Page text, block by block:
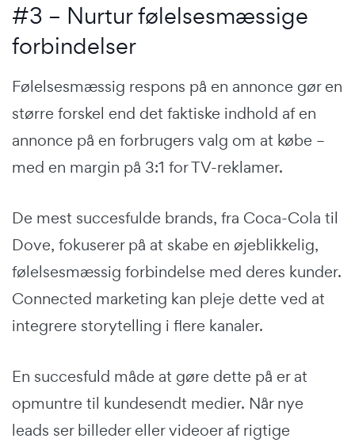
#3 – Nurtur følelsesmæssige
forbindelser
Følelsesmæssig respons på en annonce gør en
større forskel end det faktiske indhold af en
annonce på en forbrugers valg om at købe –
med en margin på 3:1 for TV-reklamer.
De mest succesfulde brands, fra Coca-Cola til
Dove, fokuserer på at skabe en øjeblikkelig,
følelsesmæssig forbindelse med deres kunder.
Connected marketing kan pleje dette ved at
integrere storytelling i flere kanaler.
En succesfuld måde at gøre dette på er at
opmuntre til kundesendt medier. Når nye
leads ser billeder eller videoer af rigtige